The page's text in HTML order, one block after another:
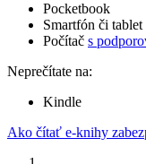
Pocketbook
Smartfón či tablet
Počítač s
Neprečítate na:
Kindle
Ako čítať e-knihy